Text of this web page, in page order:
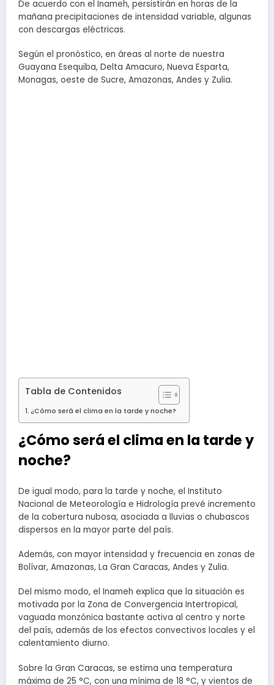
De acuerdo con el Inameh, persistirán en horas de la
mañana precipitaciones de intensidad variable, algunas
con descargas eléctricas.
Según el pronóstico, en áreas al norte de nuestra
Guayana Esequiba, Delta Amacuro, Nueva Esparta,
Monagas, oeste de Sucre, Amazonas, Andes y Zulia.
Tabla de Contenidos
¿Cómo será el clima en la tarde y noche?
¿Cómo será el clima en la tarde y
noche?
De igual modo, para la tarde y noche, el Instituto
Nacional de Meteorología e Hidrología prevé incremento
de la cobertura nubosa, asociada a lluvias o chubascos
dispersos en la mayor parte del país.
Además, con mayor intensidad y frecuencia en zonas de
Bolívar, Amazonas, La Gran Caracas, Andes y Zulia.
Del mismo modo, el Inameh explica que la situación es
motivada por la Zona de Convergencia Intertropical,
vaguada monzónica bastante activa al centro y norte
del país, además de los efectos convectivos locales y el
calentamiento diurno.
Sobre la Gran Caracas, se estima una temperatura
máxima de 25 °C, con una mínima de 18 °C, y vientos de